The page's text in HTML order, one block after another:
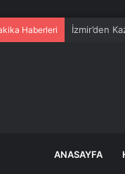
Haberleri İzmir’den
ANASAYFA